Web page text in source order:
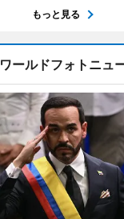
もっと見る
ワールドフォトニュ